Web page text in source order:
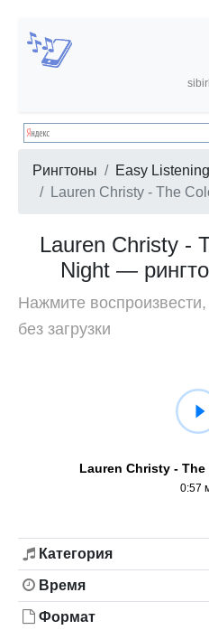
Рингтоны
Easy Listening
Lauren Christy - The
Lauren Christy -
Night —
Нажмите
без загрузки
Lauren Christy -
0:57
Категория
Время
Формат